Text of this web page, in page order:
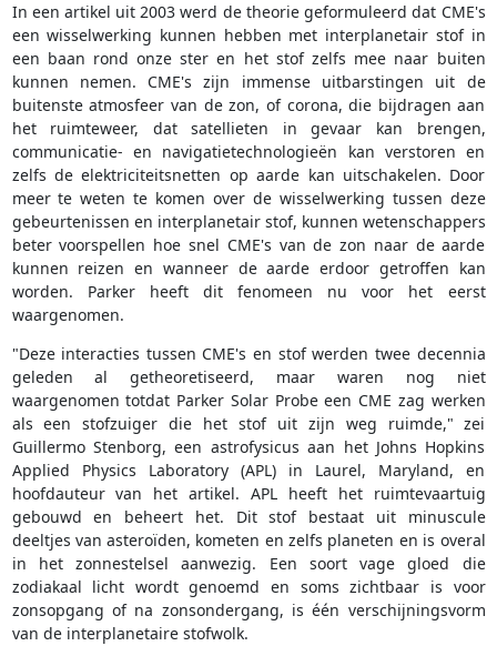
In een artikel uit 2003 werd de theorie geformuleerd dat CME's
een wisselwerking kunnen hebben met interplanetair stof in
een baan rond onze ster en het stof zelfs mee naar buiten
kunnen nemen. CME's zijn immense uitbarstingen uit de
buitenste atmosfeer van de zon, of corona, die bijdragen aan
het ruimteweer, dat satellieten in gevaar kan brengen,
communicatie- en navigatietechnologieën kan verstoren en
zelfs de elektriciteitsnetten op aarde kan uitschakelen. Door
meer te weten te komen over de wisselwerking tussen deze
gebeurtenissen en interplanetair stof, kunnen wetenschappers
beter voorspellen hoe snel CME's van de zon naar de aarde
kunnen reizen en wanneer de aarde erdoor getroffen kan
worden. Parker heeft dit fenomeen nu voor het eerst
waargenomen.
"Deze interacties tussen CME's en stof werden twee decennia
geleden al getheoretiseerd, maar waren nog niet
waargenomen totdat Parker Solar Probe een CME zag werken
als een stofzuiger die het stof uit zijn weg ruimde," zei
Guillermo Stenborg, een astrofysicus aan het Johns Hopkins
Applied Physics Laboratory (APL) in Laurel, Maryland, en
hoofdauteur van het artikel. APL heeft het ruimtevaartuig
gebouwd en beheert het. Dit stof bestaat uit minuscule
deeltjes van asteroïden, kometen en zelfs planeten en is overal
in het zonnestelsel aanwezig. Een soort vage gloed die
zodiakaal licht wordt genoemd en soms zichtbaar is voor
zonsopgang of na zonsondergang, is één verschijningsvorm
van de interplanetaire stofwolk.